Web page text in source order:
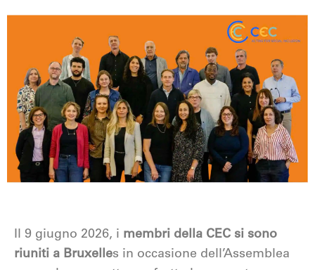
Il 9 giugno 2026, i membri della CEC si sono
riuniti a Bruxelles in occasione dell’Assemblea